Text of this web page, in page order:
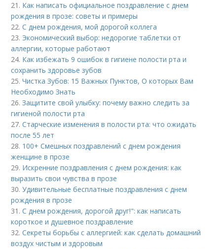
21. Как написать официальное поздравление с днем
рождения в прозе: советы и примеры
22.С днем рождения, мой дорогой коллега
23. Экономический выбор: недорогие таблетки от
аллергии, которые работают
24. Как избежать 9 ошибок в гигиене полости рта и
сохранить здоровье зубов
25.Чистка Зубов: 15 Важных Пунктов, О которых Вам
Необходимо Знать
26.Защитите свой улыбку: почему важно следить за
гигиеной полости рта
27.Старческие изменения в полости рта: что ожидать
после 55 лет
28. 100+ Смешных поздравлений с днем рождения
женщине в прозе
29. Искренние поздравления с днем рождения: как
выразить свои чувства в прозе
30.Удивительные бесплатные поздравления с днем
рождения в прозе
31.С днем рождения, дорогой друг!": как написать
короткое и душевное поздравление
32.Секреты борьбы с аллергией: как сделать домашний
воздух чистым и здоровым